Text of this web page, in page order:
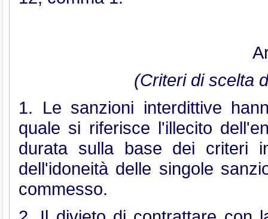
(Criteri di scelta
1. Le sanzioni interdittive
quale si riferisce l'illecito
durata sulla base dei criteri
dell'idoneità delle singole
commesso.